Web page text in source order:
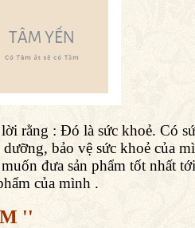
rằng : Đó là sức khoẻ. Có
bảo vệ sức khoẻ của
đưa sản phẩm tốt nhất
của mình .
''